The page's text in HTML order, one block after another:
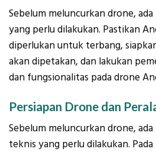
Sebelum meluncurkan drone,
yang perlu dilakukan. Pastikan
diperlukan untuk terbang,
akan dipetakan, dan lakukan
dan fungsionalitas pada drone
Persiapan Drone dan
Sebelum meluncurkan drone,
teknis yang perlu dilakukan.